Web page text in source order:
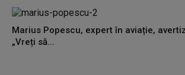
Marius Popescu, expert în aviație,
„Vreți să...